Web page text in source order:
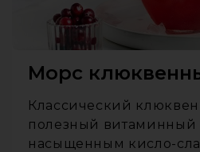
Морс
Классический
полезный витаминный
насыщенным кисло-